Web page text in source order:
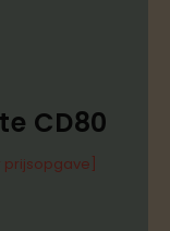
CD80
prijsopgave]